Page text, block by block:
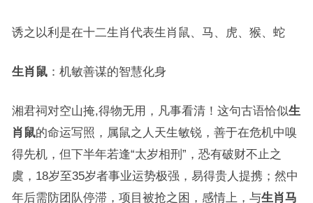
诱之以利是在十二生肖代表生肖鼠、马、虎、猴、蛇
生肖鼠：机敏善谋的智慧化身
湘君祠对空山掩,得物无用，凡事看清！这句古语恰似生
肖鼠的命运写照，属鼠之人天生敏锐，善于在危机中嗅
得先机，但下半年若逢“太岁相刑”，恐有破财不止之
虞，18岁至35岁者事业运势极强，易得贵人提携；然中
年后需防团队停滞，项目被抢之困，感情上，与生肖马